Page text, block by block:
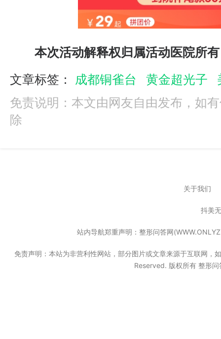
本次活动解释权归属活动医院所
文章标签： 成都铜雀台 黄金超光子
免责说明：本文由网友自由发布，如
除
关于我们
抖美
站内导航郑重声明：整形问答网
免责声明：本站为非营利性网站，部分图片或文章来源于互联网，
Reserved. 版权所有 整形问